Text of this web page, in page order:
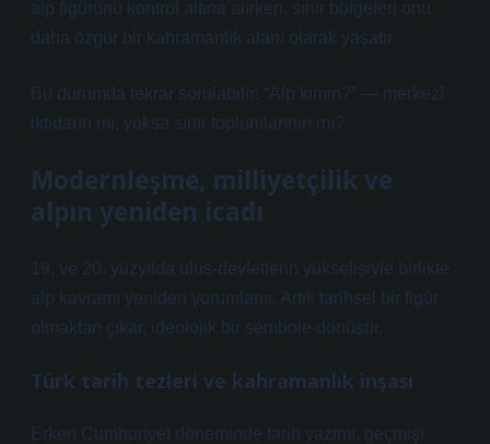
alp figürünü kontrol altına alırken, sınır bölgeleri onu
daha özgür bir kahramanlık alanı olarak yaşatır.
Bu durumda tekrar sorulabilir: “Alp kimin?” — merkezî
iktidarın mı, yoksa sınır toplumlarının mı?
Modernleşme, milliyetçilik ve
alpın yeniden icadı
19. ve 20. yüzyılda ulus-devletlerin yükselişiyle birlikte
alp kavramı yeniden yorumlanır. Artık tarihsel bir figür
olmaktan çıkar, ideolojik bir sembole dönüşür.
Türk tarih tezleri ve kahramanlık inşası
Erken Cumhuriyet döneminde tarih yazımı, geçmişi